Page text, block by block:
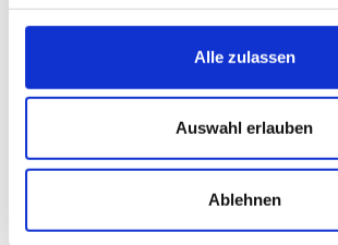
Alle zulassen
Auswahl erlauben
Ablehnen
Kufsteiner Str. 71, 70329 Stuttgart-
KONTAKT PER E-MAIL
WWW.TSV-UHLBACH.DE